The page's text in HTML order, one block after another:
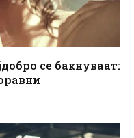
се бакнуваат: